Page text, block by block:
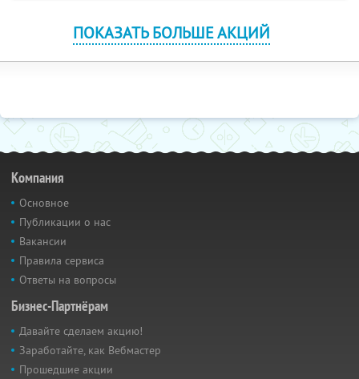
ПОКАЗАТЬ БОЛЬШЕ АКЦИЙ
Компания
Основное
Публикации о нас
Вакансии
Правила сервиса
Ответы на вопросы
Бизнес-Партнёрам
Давайте сделаем акцию!
Заработайте, как Вебмастер
Прошедшие акции